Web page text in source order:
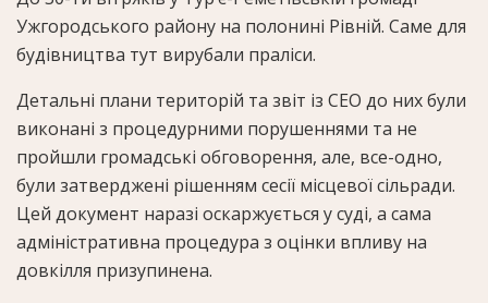
Ужгородського району на полонині Рівній. Саме для
будівництва тут вирубали праліси.
Детальні плани територій та звіт із СЕО до них були
виконані з процедурними порушеннями та не
пройшли громадські обговорення, але, все-одно,
були затверджені рішенням сесії місцевої сільради.
Цей документ наразі оскаржується у суді, а сама
адміністративна процедура з оцінки впливу на
довкілля призупинена.